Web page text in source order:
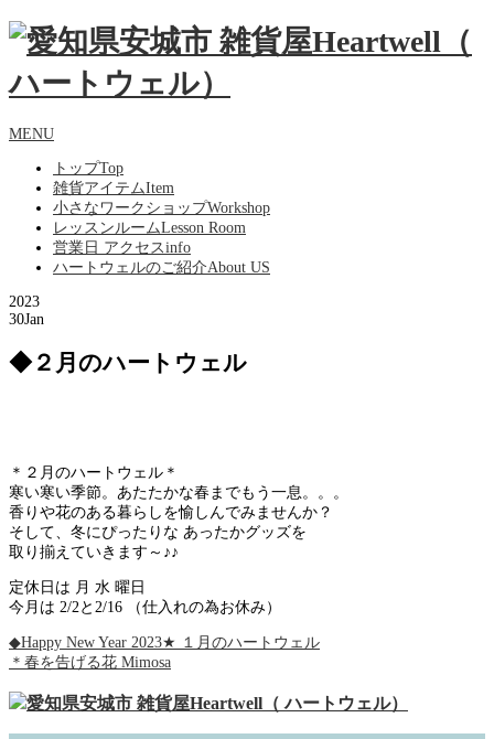
MENU
トップTop
雑貨アイテムItem
小さなワークショップWorkshop
レッスンルームLesson Room
営業日 アクセスinfo
ハートウェルのご紹介About US
2023
30Jan
◆２月のハートウェル
＊２月のハートウェル＊
寒い寒い季節。あたたかな春までもう一息。。。
香りや花のある暮らしを愉しんでみませんか？
そして、冬にぴったりな あったかグッズを
取り揃えていきます～♪♪
定休日は 月 水 曜日
今月は 2/2と2/16 （仕入れの為お休み）
◆Happy New Year 2023★ １月のハートウェル
＊春を告げる花 Mimosa